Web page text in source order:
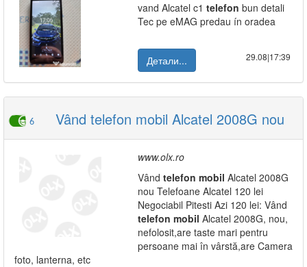
vand Alcatel c1 telefon bun detali
Tec pe eMAG predau ín oradea
Детали... 29.08|17:39
6 Vând telefon mobil Alcatel 2008G nou
www.olx.ro
Vând telefon mobil Alcatel 2008G
nou Telefoane Alcatel 120 lei
Negociabil Pitesti Azi 120 lei: Vând
telefon mobil Alcatel 2008G, nou,
nefolosit,are taste mari pentru
persoane mai în vârstă,are Camera
foto, lanterna, etc